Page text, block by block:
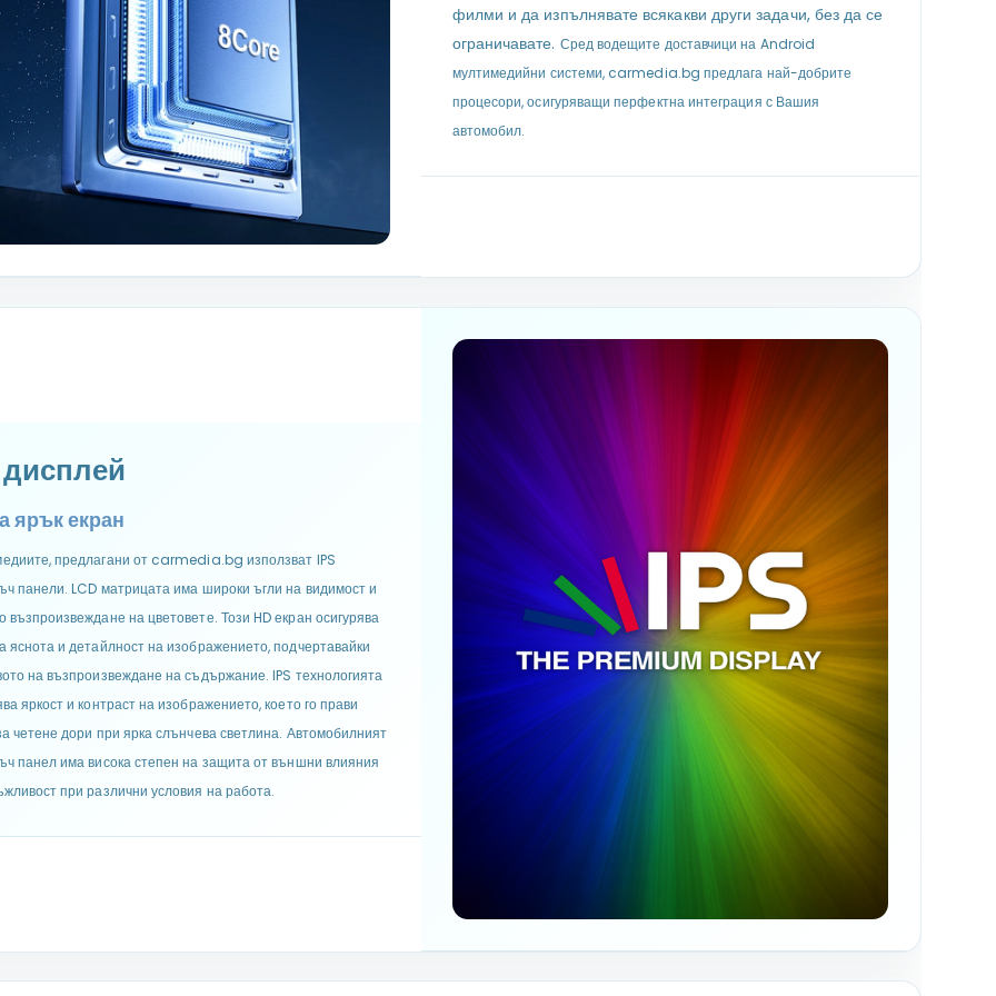
филми и да изпълнявате всякакви други задачи, без да се
ограничавате. Сред водещите доставчици на Android
мултимедийни системи, carmedia.bg предлага най-добрите
процесори, осигуряващи перфектна интеграция с Вашия
автомобил.
дисплей
ярък екран
предлагани от carmedia.bg използват IPS
панели. LCD матрицата има широки ъгли на видимост и
възпроизвеждане на цветовете. Този HD екран осигурява
яснота и детайлност на изображението, подчертавайки
на възпроизвеждане на съдържание. IPS технологията
яркост и контраст на изображението, което го прави
четене дори при ярка слънчева светлина. Автомобилният
панел има висока степен на защита от външни влияния
при различни условия на работа.